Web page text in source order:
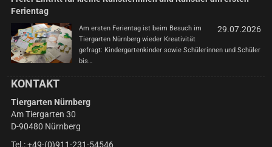
Ferientag
29.07.2026
Am ersten Ferientag ist beim Besuch im
Tiergarten Nürnberg wieder Kreativität
gefragt: Kindergartenkinder sowie Schülerinnen und Schüler
bis…
KONTAKT
Tiergarten Nürnberg
Am Tiergarten 30
D-90480 Nürnberg
Tel.: +49-(0)911-231-54546